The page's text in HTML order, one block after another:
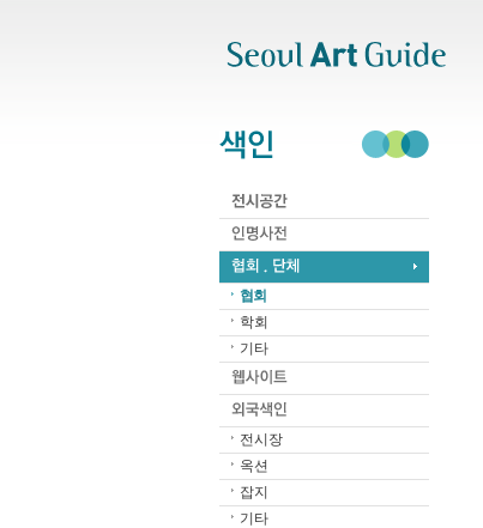
협회
학회
기타
전시장
옥션
잡지
기타